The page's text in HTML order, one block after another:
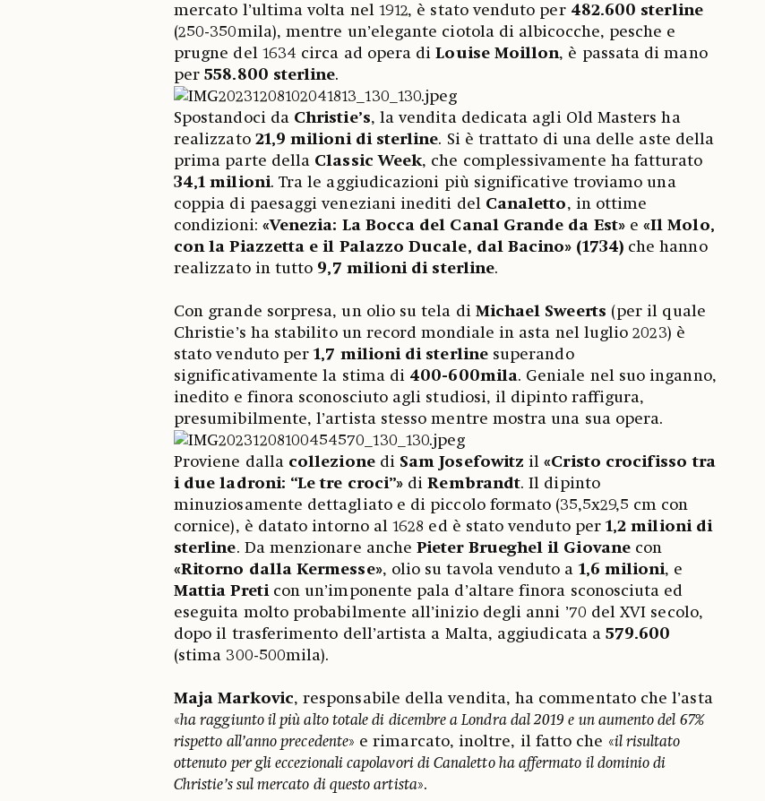
mercato l’ultima volta nel 1912, è stato venduto per482.600 sterline
(250-350mila), mentre un’elegante ciotola di albicocche, pesche e
prugne del 1634 circa ad opera di Louise Moillon, è passata di mano
per558.800 sterline.
Spostandoci da Christie’s, la vendita dedicata agli Old Masters ha
realizzato21,9 milioni di sterline. Si è trattato di una delle aste della
prima parte della Classic Week, che complessivamente ha fatturato
34,1 milioni. Tra le aggiudicazioni più significative troviamo una
coppia di paesaggi veneziani inediti del Canaletto, in ottime
condizioni: «Venezia: La Bocca del Canal Grande da Est»e«Il Molo,
con la Piazzetta e il Palazzo Ducale, dal Bacino» (1734) che hanno
realizzato in tutto 9,7 milioni di sterline.
Con grande sorpresa, un olio su tela diMichael Sweerts (per il quale
Christie’s ha stabilito un record mondiale in asta nel luglio 2023) è
stato venduto per1,7 milioni di sterlinesuperando
significativamente la stima di 400-600mila. Geniale nel suo inganno,
inedito e finora sconosciuto agli studiosi, il dipinto raffigura,
presumibilmente, l’artista stesso mentre mostra una sua opera.
Proviene dalla collezionedi Sam Josefowitz il«Cristo crocifisso tra
i due ladroni: “Le tre croci”» diRembrandt. Il dipinto
minuziosamente dettagliato e di piccolo formato (35,5x29,5 cm con
cornice), è datato intorno al 1628 ed è stato venduto per1,2 milioni di
sterline. Da menzionare anchePieter Brueghel il Giovanecon
«Ritorno dalla Kermesse», olio su tavola venduto a1,6 milioni, e
Mattia Preticon un’imponente pala d’altare finora sconosciuta ed
eseguita molto probabilmente all’inizio degli anni ’70 del XVI secolo,
dopo il trasferimento dell’artista a Malta, aggiudicata a579.600
(stima 300-500mila).
Maja Markovic, responsabile della vendita, ha commentato che l’asta
«ha raggiunto il più alto totale di dicembre a Londra dal 2019 e un aumento del 67%
rispetto all’anno precedente» e rimarcato, inoltre, il fatto che «il risultato
ottenuto per gli eccezionali capolavori di Canaletto ha affermato il dominio di
Christie’s sul mercato di questo artista».